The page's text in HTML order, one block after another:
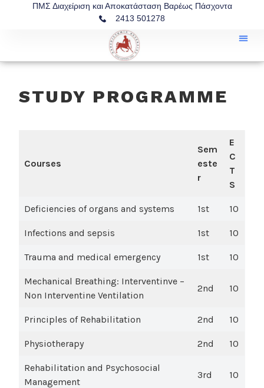
ΠΜΣ Διαχείριση και Αποκατάσταση Βαρέως Πάσχοντα
2413 501278
STUDY PROGRAMME
Courses
Sem
este
r
E
C
T
S
Deficiencies of organs and systems 1st 10
Infections and sepsis 1st 10
Trauma and medical emergency 1st 10
Mechanical Breathing: Interventinve –
Non Interventine Ventilation
2nd 10
Principles of Rehabilitation 2nd 10
Physiotherapy 2nd 10
Rehabilitation and Psychosocial
Management
3rd 10